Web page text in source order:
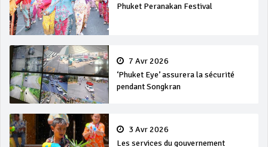
Phuket Peranakan Festival
7 Avr 2026
‘Phuket Eye’ assurera la sécurité
pendant Songkran
3 Avr 2026
Les services du gouvernement